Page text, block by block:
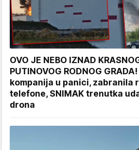
OVO JE NEBO IZNAD
PUTINOVOG RODNOG
kompanija u panici, zabranila
telefone, SNIMAK trenutka
drona